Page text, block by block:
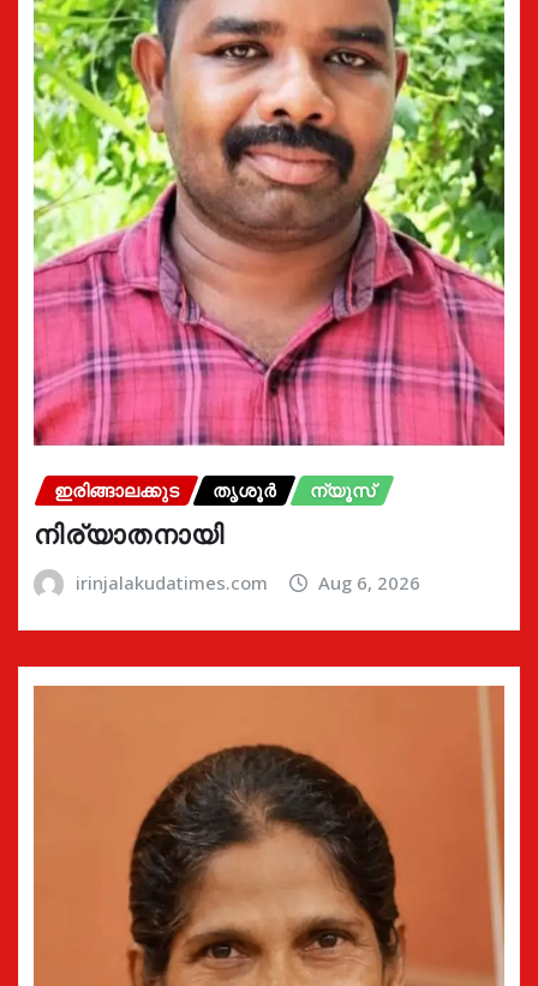
ഇരിങ്ങാലക്കുട തൃശൂർ ന്യൂസ്
നിര്യാതനായി
irinjalakudatimes.com Aug 6, 2026